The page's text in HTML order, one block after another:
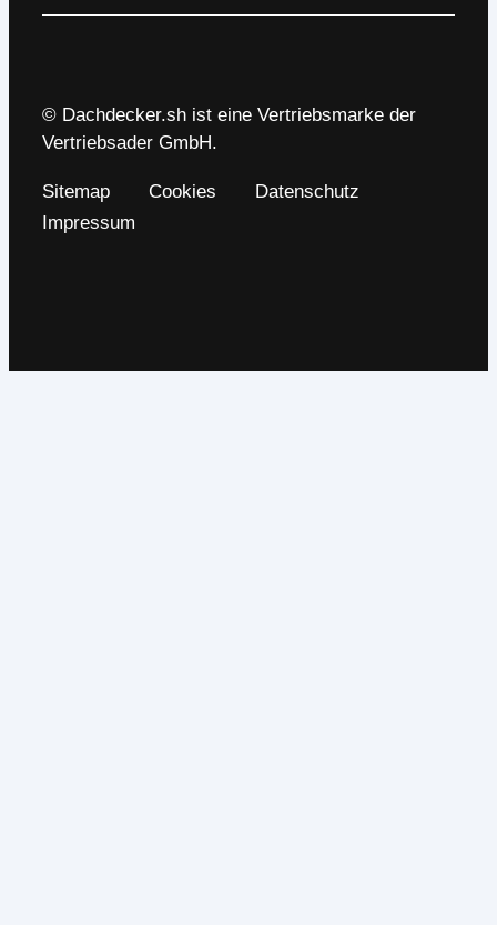
© Dachdecker.sh ist eine Vertriebsmarke der
Vertriebsader GmbH.
Sitemap Cookies
Datenschutz
Impressum